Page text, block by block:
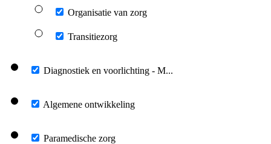
Organisatie van zorg
Transitiezorg
Diagnostiek en voorlichting - M...
Algemene ontwikkeling
Paramedische zorg